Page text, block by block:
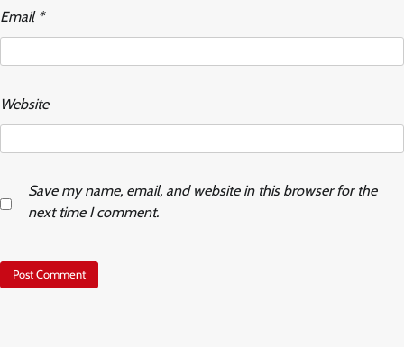
Email *
Website
Save my name, email, and website in this browser for the
next time I comment.